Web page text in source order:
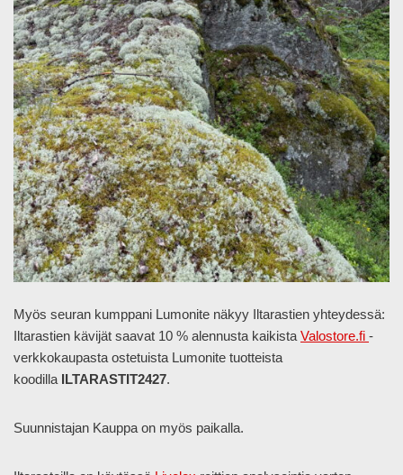
Myös seuran kumppani Lumonite näkyy Iltarastien yhteydessä:
Iltarastien kävijät saavat 10 % alennusta kaikista Valostore.fi -
verkkokaupasta ostetuista Lumonite tuotteista
koodilla ILTARASTIT2427.
Suunnistajan Kauppa on myös paikalla.